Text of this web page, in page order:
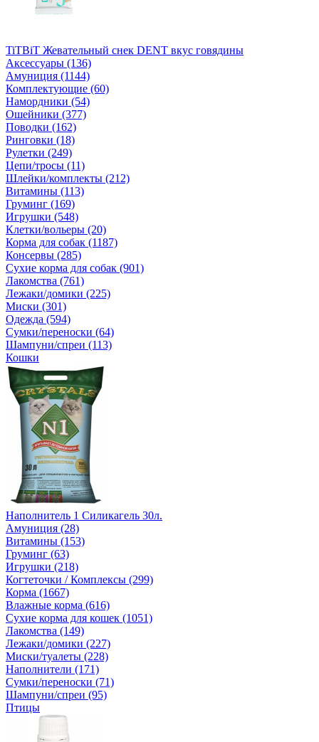
TiTBiT Жевательный снек DENT вкус говядины
Аксессуары (136)
Амуниция (1144)
Комплектующие (60)
Намордники (54)
Ошейники (377)
Поводки (162)
Ринговки (18)
Рулетки (249)
Цепи/тросы (11)
Шлейки/комплекты (212)
Витамины (113)
Груминг (169)
Игрушки (548)
Клетки/вольеры (20)
Корма для собак (1187)
Консервы (285)
Сухие корма для собак (901)
Лакомства (761)
Лежаки/домики (225)
Миски (301)
Одежда (594)
Сумки/переноски (64)
Шампуни/спреи (113)
Кошки
Наполнитель 1 Силикагель 30л.
Амуниция (28)
Витамины (153)
Груминг (63)
Игрушки (218)
Когтеточки / Комплексы (299)
Корма (1667)
Влажные корма (616)
Сухие корма для кошек (1051)
Лакомства (149)
Лежаки/домики (227)
Миски/туалеты (228)
Наполнители (171)
Сумки/переноски (71)
Шампуни/спреи (95)
Птицы